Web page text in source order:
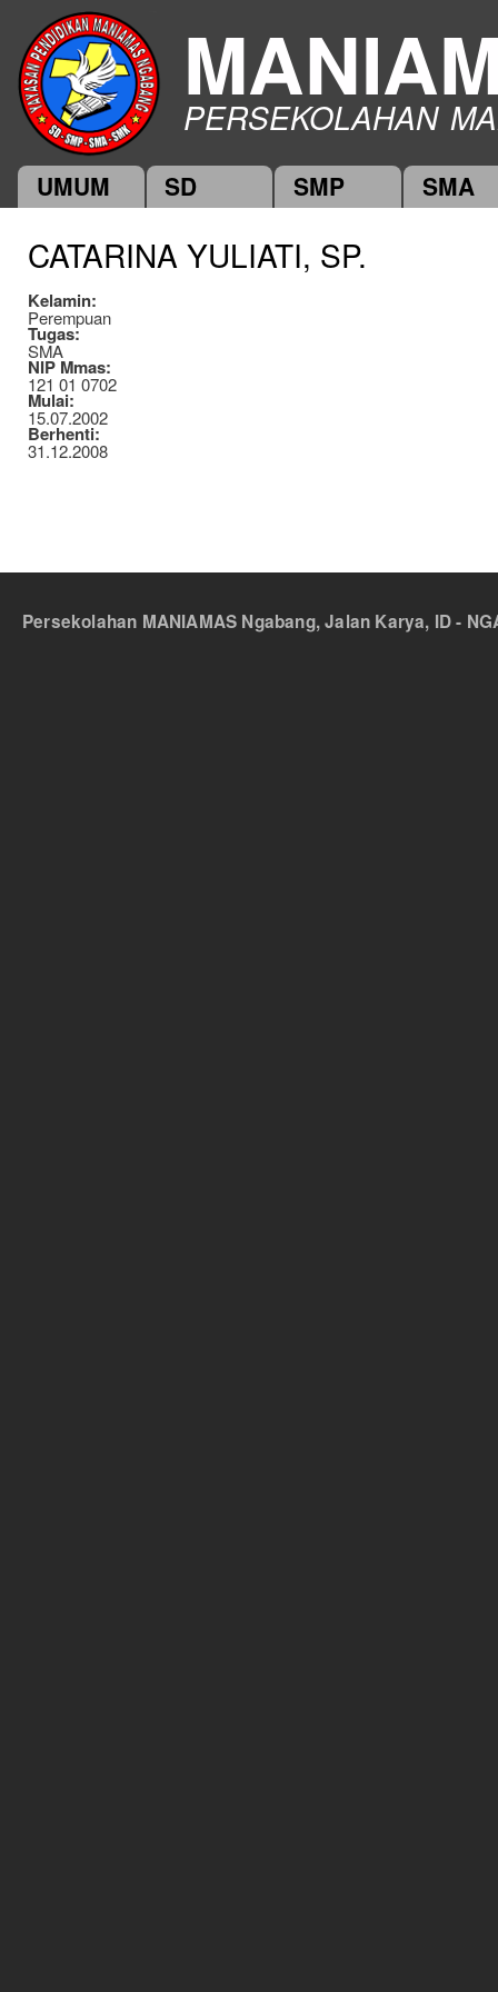
PERSEKOLAHAN
Main menu
UMUM SD SMP SMA
CATARINA YULIATI, SP.
Kelamin:
Perempuan
Tugas:
SMA
NIP Mmas:
121 01 0702
Mulai:
15.07.2002
Berhenti:
31.12.2008
Persekolahan MANIAMAS Ngabang, Jalan Karya, ID -